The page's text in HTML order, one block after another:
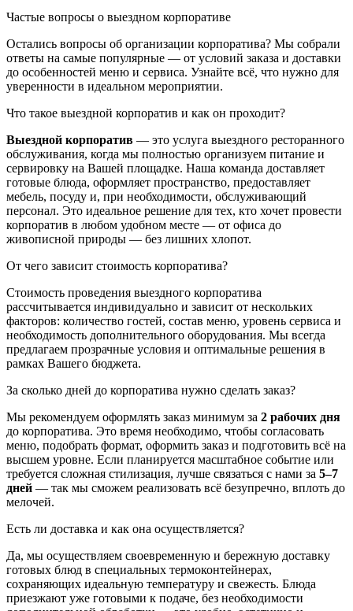
Частые вопросы о выездном корпоративе
Остались вопросы об организации корпоратива? Мы собрали
ответы на самые популярные — от условий заказа и доставки
до особенностей меню и сервиса. Узнайте всё, что нужно для
уверенности в идеальном мероприятии.
Что такое выездной корпоратив и как он проходит?
Выездной корпоратив — это услуга выездного ресторанного
обслуживания, когда мы полностью организуем питание и
сервировку на Вашей площадке. Наша команда доставляет
готовые блюда, оформляет пространство, предоставляет
мебель, посуду и, при необходимости, обслуживающий
персонал. Это идеальное решение для тех, кто хочет провести
корпоратив в любом удобном месте — от офиса до
живописной природы — без лишних хлопот.
От чего зависит стоимость корпоратива?
Стоимость проведения выездного корпоратива
рассчитывается индивидуально и зависит от нескольких
факторов: количество гостей, состав меню, уровень сервиса и
необходимость дополнительного оборудования. Мы всегда
предлагаем прозрачные условия и оптимальные решения в
рамках Вашего бюджета.
За сколько дней до корпоратива нужно сделать заказ?
Мы рекомендуем оформлять заказ минимум за 2 рабочих дня
до корпоратива. Это время необходимо, чтобы согласовать
меню, подобрать формат, оформить заказ и подготовить всё на
высшем уровне. Если планируется масштабное событие или
требуется сложная стилизация, лучше связаться с нами за 5–7
дней — так мы сможем реализовать всё безупречно, вплоть до
мелочей.
Есть ли доставка и как она осуществляется?
Да, мы осуществляем своевременную и бережную доставку
готовых блюд в специальных термоконтейнерах,
сохраняющих идеальную температуру и свежесть. Блюда
приезжают уже готовыми к подаче, без необходимости